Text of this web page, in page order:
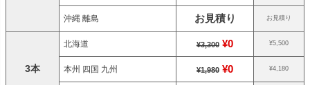
沖縄 離島 お見積り お見積り
3本
北海道 ¥3,300 ¥0 ¥5,500
本州 四国 九州 ¥1,980 ¥0 ¥4,180